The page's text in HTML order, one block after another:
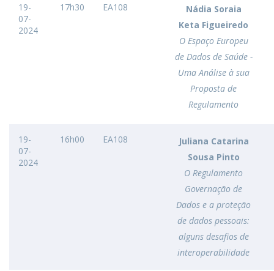
19-
07-
2024
17h30 EA108
Nádia Soraia
Keta Figueiredo
O Espaço Europeu
de Dados de Saúde -
Uma Análise à sua
Proposta de
Regulamento
19-
07-
2024
16h00 EA108
Juliana Catarina
Sousa Pinto
O Regulamento
Governação de
Dados e a proteção
de dados pessoais:
alguns desafios de
interoperabilidade